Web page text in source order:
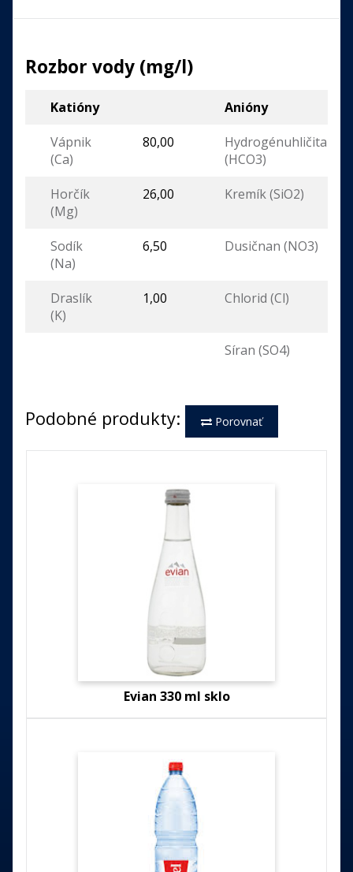
Rozbor vody (mg/l)
Katióny
Anióny
Vápnik
(Ca)
80,00
Hydrogénuhličitan
(HCO3)
Horčík
(Mg)
26,00 Kremík (SiO2)
Sodík
(Na)
6,50 Dusičnan (NO3)
Draslík
(K)
1,00 Chlorid (Cl)
Síran (SO4)
Podobné produkty: Porovnať
Evian 330 ml sklo